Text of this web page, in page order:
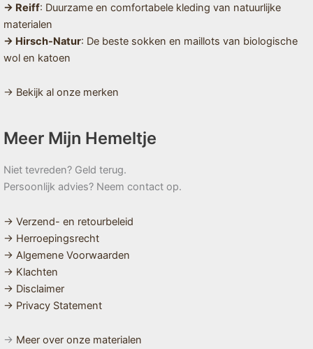
→ Reiff: Duurzame en comfortabele kleding van natuurlijke
materialen
→ Hirsch-Natur: De beste sokken en maillots van biologische
wol en katoen
→ Bekijk al onze merken
Meer Mijn Hemeltje
Niet tevreden? Geld terug.
Persoonlijk advies? Neem contact op.
→ Verzend- en retourbeleid
→ Herroepingsrecht
→ Algemene Voorwaarden
→ Klachten
→ Disclaimer
→ Privacy Statement
→ Meer over onze materialen